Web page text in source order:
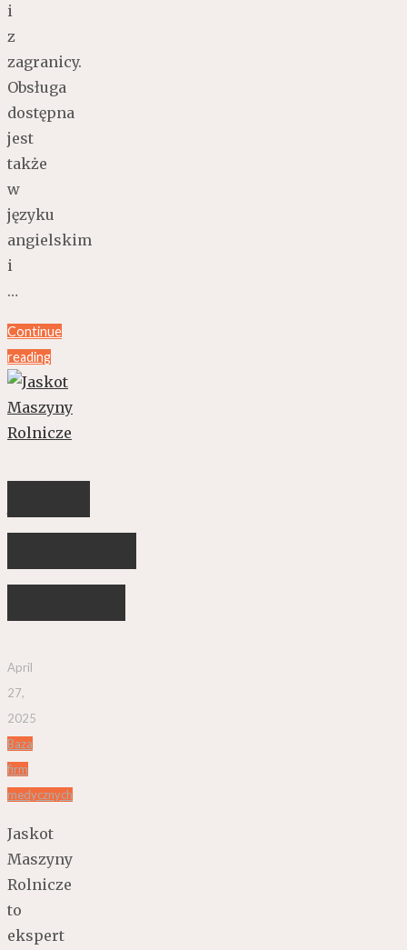
i
z
zagranicy.
Obsługa
dostępna
jest
także
w
języku
angielskim
i
…
Continue
reading
April
27,
2025
Baza
firm
medycznych
Jaskot
Maszyny
Rolnicze
to
ekspert